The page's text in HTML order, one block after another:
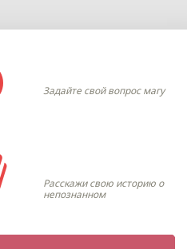
Задайте свой вопрос магу
Расскажи свою историю о
непознанном